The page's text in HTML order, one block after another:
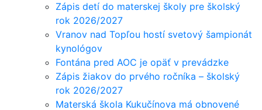
Zápis detí do materskej školy pre školský
rok 2026/2027
Vranov nad Topľou hostí svetový šampionát
kynológov
Fontána pred AOC je opäť v prevádzke
Zápis žiakov do prvého ročníka – školský
rok 2026/2027
Materská škola Kukučínova má obnovené